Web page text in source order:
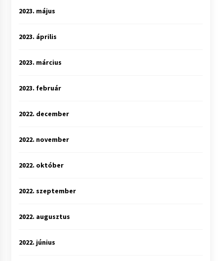
2023. május
2023. április
2023. március
2023. február
2022. december
2022. november
2022. október
2022. szeptember
2022. augusztus
2022. június